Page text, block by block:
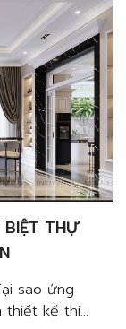
BIỆT THỰ
sao ứng
thiết kế thi